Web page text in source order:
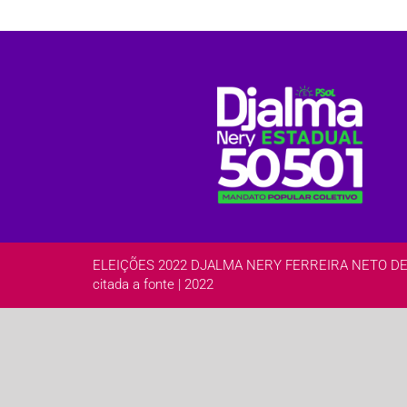
ELEIÇÕES 2022 DJALMA NERY FERREIRA NETO
citada a fonte | 2022